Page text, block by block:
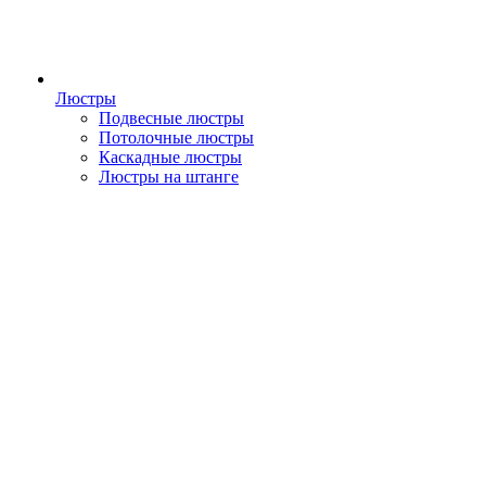
Люстры
Подвесные люстры
Потолочные люстры
Каскадные люстры
Люстры на штанге